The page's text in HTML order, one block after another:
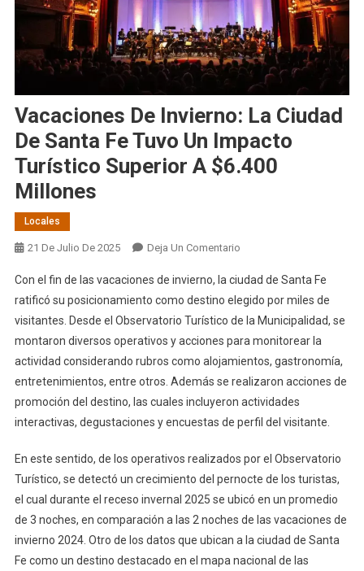
Vacaciones De Invierno: La Ciudad
De Santa Fe Tuvo Un Impacto
Turístico Superior A $6.400
Millones
Locales
21 De Julio De 2025 Deja Un ComentarioEn
De
Invierno:
La
Ciudad
De
Santa
Fe
Tuvo
Impacto
Turístico
$6.400
Millones
Con el fin de las vacaciones de invierno, la ciudad de Santa Fe
ratificó su posicionamiento como destino elegido por miles de
visitantes. Desde el Observatorio Turístico de la Municipalidad, se
montaron diversos operativos y acciones para monitorear la
actividad considerando rubros como alojamientos, gastronomía,
entretenimientos, entre otros. Además se realizaron acciones de
promoción del destino, las cuales incluyeron actividades
interactivas, degustaciones y encuestas de perfil del visitante.
En este sentido, de los operativos realizados por el Observatorio
Turístico, se detectó un crecimiento del pernocte de los turistas,
el cual durante el receso invernal 2025 se ubicó en un promedio
de 3 noches, en comparación a las 2 noches de las vacaciones de
invierno 2024. Otro de los datos que ubican a la ciudad de Santa
Fe como un destino destacado en el mapa nacional de las